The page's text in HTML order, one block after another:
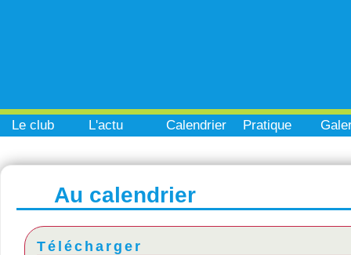
Le club L'actu Calendrier Pratique
Au calendrier
Télécharger